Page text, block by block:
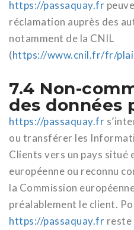
https://passaquay.fr
réclamation auprès des
notamment de la CNIL
(https://www.cnil.fr/fr/
7.4 Non-
des données
https://passaquay.fr
ou transférer les
Clients vers un pays situé
européenne ou reconnu
la Commission
préalablement le client.
https://passaquay.fr reste